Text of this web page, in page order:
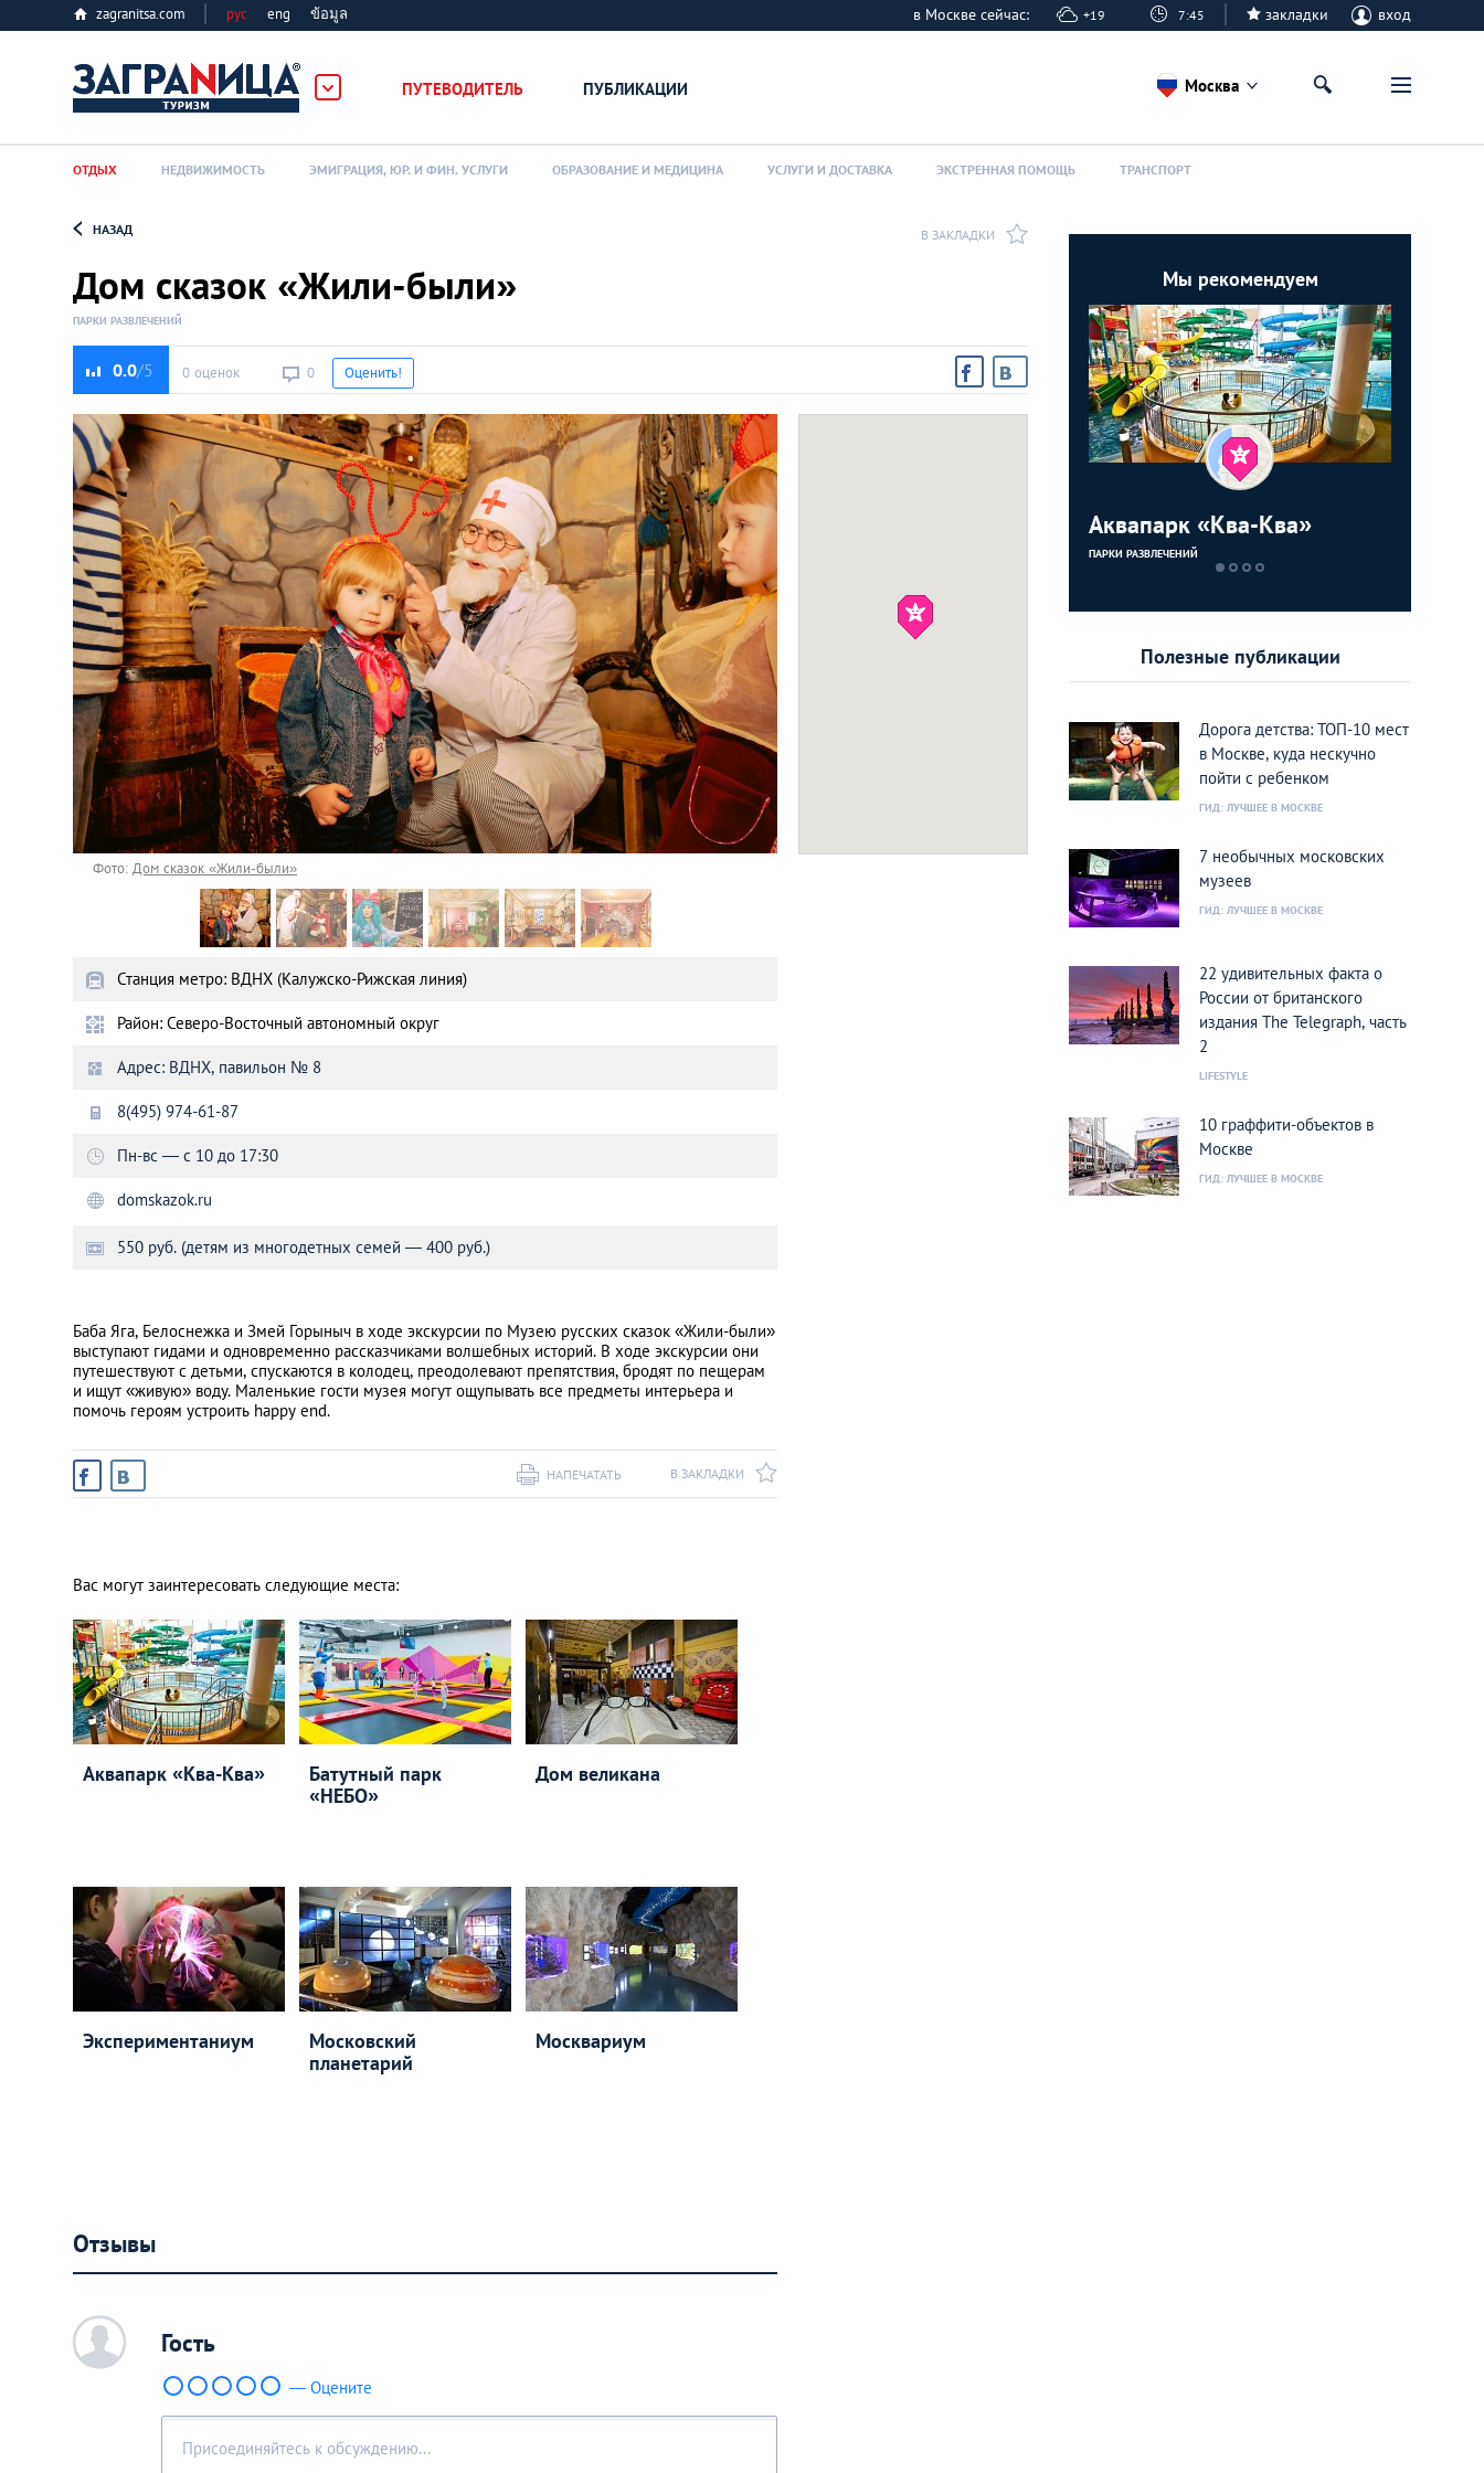
zagranitsa.com рус eng ข้อมูล в Москве сейчас: +19 7:45 закладки вход
ПУТЕВОДИТЕЛЬ ПУБЛИКАЦИИ
Алматы
Астана
Афины
Киев
Лондон
Лос-Анджелес
Москва
Париж
Паттайя
Пхукет
Loading...
Москва
ОТДЫХ НЕДВИЖИМОСТЬ ЭМИГРАЦИЯ, ЮР. И ФИН. УСЛУГИ ОБРАЗОВАНИЕ И МЕДИЦИНА УСЛУГИ И ДОСТАВКА ЭКСТРЕННАЯ ПОМОЩЬ ТРАНСПОРТ
НАЗАД В ЗАКЛАДКИ
Дом сказок «Жили-были»
ПАРКИ РАЗВЛЕЧЕНИЙ
0.0 0 оценок 0 Оценить!
Фото:Дом сказок «Жили-были»
Станция метро: ВДНХ (Калужско-Рижская линия)
Район: Северо-Восточный автономный округ
Адрес: ВДНХ, павильон № 8
8(495) 974-61-87
Пн-вс — с 10 до 17:30
domskazok.ru
550 руб. (детям из многодетных семей — 400 руб.)
Баба Яга, Белоснежка и Змей Горыныч в ходе экскурсии по Музею русских сказок «Жили-были»
выступают гидами и одновременно рассказчиками волшебных историй. В ходе экскурсии они
путешествуют с детьми, спускаются в колодец, преодолевают препятствия, бродят по пещерам
и ищут «живую» воду. Маленькие гости музея могут ощупывать все предметы интерьера и
помочь героям устроить happy end.
В ЗАКЛАДКИ
НАПЕЧАТАТЬ
Вас могут заинтересовать следующие места:
Аквапарк «Ква-Ква»
Батутный парк
«НЕБО»
Дом великана
Экспериментаниум
Московский
планетарий
Москвариум
Мы рекомендуем
Аквапарк «Ква-Ква»
ПАРКИ РАЗВЛЕЧЕНИЙ
Полезные публикации
Дорога детства: ТОП-10 мест
в Москве, куда нескучно
пойти с ребенком
ГИД: ЛУЧШЕЕ В МОСКВЕ
7 необычных московских
музеев
ГИД: ЛУЧШЕЕ В МОСКВЕ
22 удивительных факта о
России от британского
издания The Telegraph, часть
2
LIFESTYLE
10 граффити-объектов в
Москве
ГИД: ЛУЧШЕЕ В МОСКВЕ
Отзывы
c Гость
— Оцените